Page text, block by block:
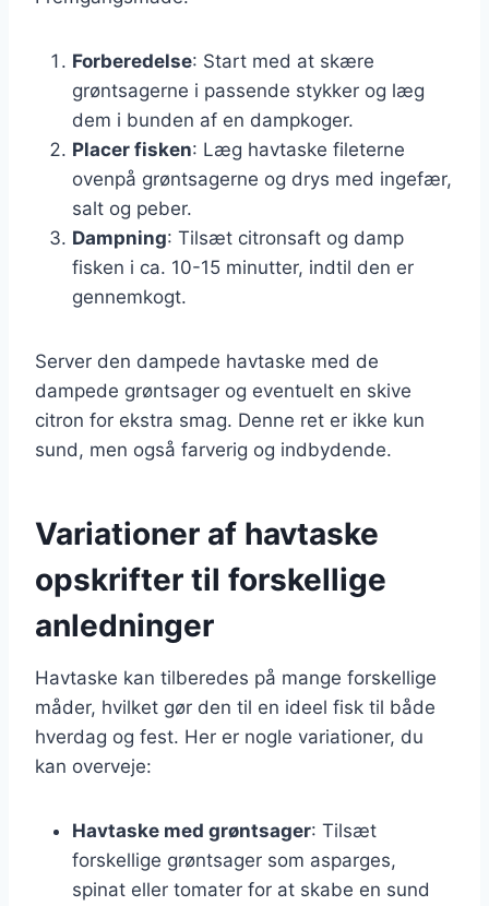
Forberedelse: Start med at skære
grøntsagerne i passende stykker og læg
dem i bunden af en dampkoger.
Placer fisken: Læg havtaske fileterne
ovenpå grøntsagerne og drys med ingefær,
salt og peber.
Dampning: Tilsæt citronsaft og damp
fisken i ca. 10-15 minutter, indtil den er
gennemkogt.
Server den dampede havtaske med de
dampede grøntsager og eventuelt en skive
citron for ekstra smag. Denne ret er ikke kun
sund, men også farverig og indbydende.
Variationer af havtaske
opskrifter til forskellige
anledninger
Havtaske kan tilberedes på mange forskellige
måder, hvilket gør den til en ideel fisk til både
hverdag og fest. Her er nogle variationer, du
kan overveje:
Havtaske med grøntsager: Tilsæt
forskellige grøntsager som asparges,
spinat eller tomater for at skabe en sund